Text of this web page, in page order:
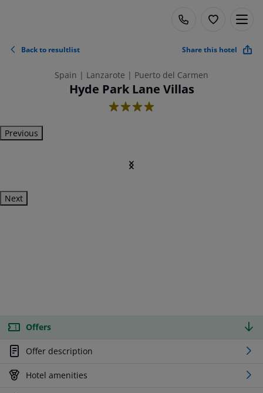
Back to resultlist Share this hotel
Spain | Lanzarote | Puerto del Carmen
Hyde Park Lane Villas
4
Previous
Next
Offers
Offer description
Hotel amenities